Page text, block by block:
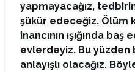
yapmayacağız,
şükür edeceğiz. Ölüm
inancının ışığında baş
evlerdeyiz. Bu yüzden
anlayışlı olacağız.